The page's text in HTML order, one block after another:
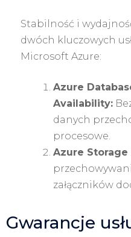
Stabilność i
dwóch kluczowych
Microsoft Azure:
Azure
Availability:
danych
procesowe.
Azure Storage
załączników
Gwarancje